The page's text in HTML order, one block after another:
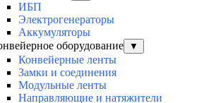
ИБП
Электрогенераторы
Аккумуляторы
оборудование
▼
Конвейерные ленты
Замки и соединения
Модульные ленты
Направляющие и натяжители